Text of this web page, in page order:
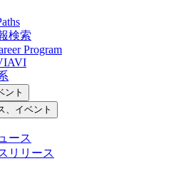
検索
Program
ント
、イベント
ース
リリース